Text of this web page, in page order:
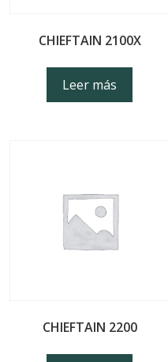
CHIEFTAIN 2100X
Leer más
CHIEFTAIN 2200